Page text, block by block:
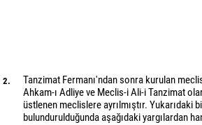
2.
Tanzimat Fermanı'ndan sonra kurulan
Ahkam-ı Adliye ve Meclis-i Ali-i Tanzimat
üstlenen meclislere ayrılmıştır. Yukarıdaki
bulundurulduğunda aşağıdaki yargılardan